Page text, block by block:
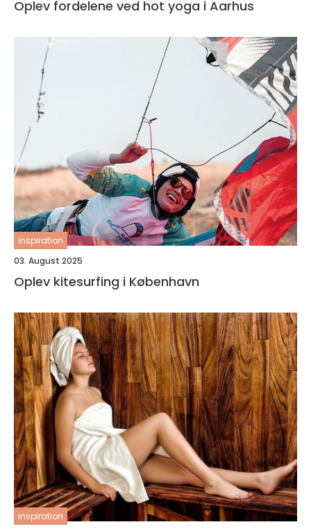
Oplev fordelene ved hot yoga i Aarhus
inspiration
03. August 2025
Oplev kitesurfing i København
inspiration